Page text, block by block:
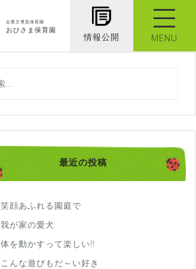
企業主導型保育園
おひさま保育園
情報公開 MENU
最近の投稿
笑顔あふれる園庭で
我が家の愛犬
体を動かすって楽しい!!
こんな遊びもだ～い好き